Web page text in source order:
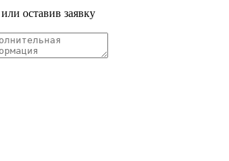
или оставив заявку